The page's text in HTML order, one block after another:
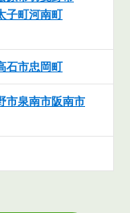
子町河南町
石市忠岡町
市泉南市阪南市